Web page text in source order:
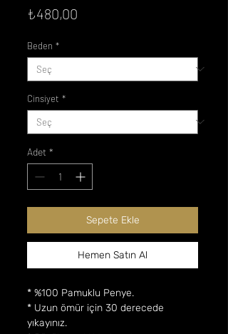
₺480,00
Beden *
Cinsiyet *
Adet *
Sepete Ekle
Hemen Satın Al
* %100 Pamuklu Penye.
* Uzun ömür için 30 derecede
yıkayınız.